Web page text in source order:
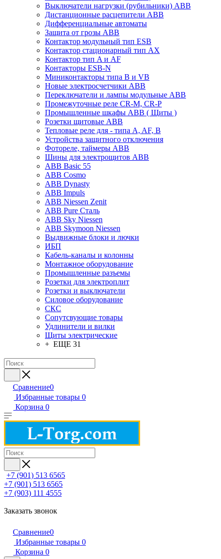
Выключатели нагрузки (рубильники) ABB
Дистанционные расцепители ABB
Дифференциальные автоматы
Защита от грозы ABB
Контактор модульный тип ESB
Контактор стационарный тип AX
Контактор тип A и AF
Контакторы ESB-N
Миниконтакторы типа B и VB
Новые электросчетчики ABB
Переключатели и лампы модульные ABB
Промежуточные реле CR-M, CR-P
Промышленные шкафы ABB ( Щиты )
Розетки щитовые ABB
Тепловые реле для - типа A, AF, B
Устройства защитного отключения
Фотореле, таймеры ABB
Шины для электрощитов АВВ
ABB Basic 55
ABB Cosmo
ABB Dynasty
ABB Impuls
ABB Niessen Zenit
ABB Pure Сталь
ABB Sky Niessen
ABB Skymoon Niessen
Выдвижные блоки и лючки
ИБП
Кабель-каналы и колонны
Монтажное оборудование
Промышленные разъемы
Розетки для электроплит
Розетки и выключатели
Силовое оборудование
СКС
Сопутсвующие товары
Удлинители и вилки
Щиты электрические
+ ЕЩЕ 31
Сравнение0
Избранные товары 0
Корзина 0
+7 (901) 513 6565
+7 (901) 513 6565
+7 (903) 111 4555
Заказать звонок
Сравнение0
Избранные товары 0
Корзина 0